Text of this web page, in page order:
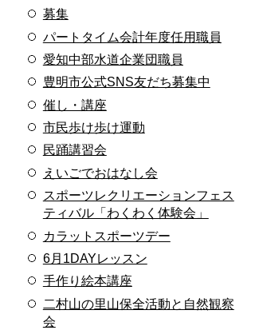
募集
パートタイム会計年度任用職員
愛知中部水道企業団職員
豊明市公式SNS友だち募集中
催し・講座
市民歩け歩け運動
民踊講習会
えいごでおはなし会
スポーツレクリエーションフェス
ティバル「わくわく体験会」
カラットスポーツデー
6月1DAYレッスン
手作り絵本講座
二村山の里山保全活動と自然観察
会